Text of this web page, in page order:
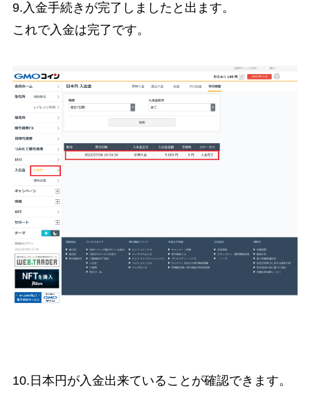
9.入金手続きが完了しましたと出ます。
これで入金は完了です。
10.日本円が入金出来ていることが確認できます。